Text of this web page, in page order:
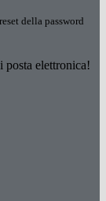
della password
posta elettronica!